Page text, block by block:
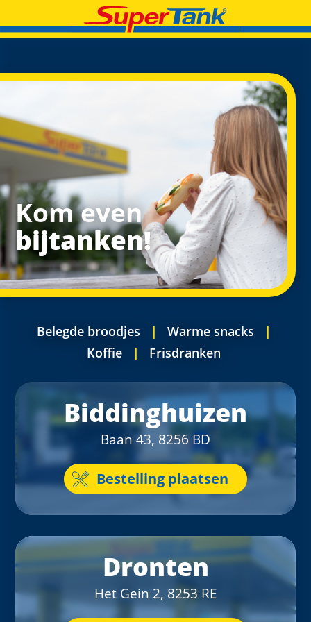
Kom even
bijtanken!
Belegde broodjes | Warme snacks
|
Koffie
| Frisdranken
Biddinghuizen
Baan 43, 8256 BD
Bestelling plaatsen
Dronten
Het Gein 2, 8253 RE